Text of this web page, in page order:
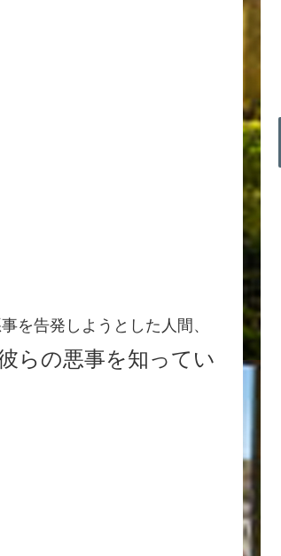
を告発しようとした人間、
らの悪事を知ってい